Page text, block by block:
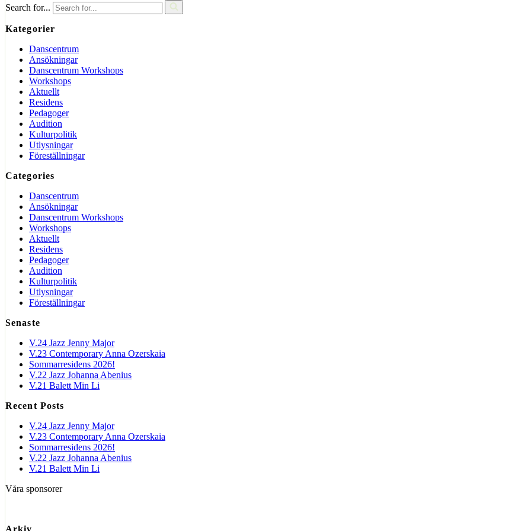
Search for...
Kategorier
Danscentrum
Ansökningar
Danscentrum Workshops
Workshops
Aktuellt
Residens
Pedagoger
Audition
Kulturpolitik
Utlysningar
Föreställningar
Categories
Danscentrum
Ansökningar
Danscentrum Workshops
Workshops
Aktuellt
Residens
Pedagoger
Audition
Kulturpolitik
Utlysningar
Föreställningar
Senaste
V.24 Jazz Jenny Major
V.23 Contemporary Anna Ozerskaia
Sommarresidens 2026!
V.22 Jazz Johanna Abenius
V.21 Balett Min Li
Recent Posts
V.24 Jazz Jenny Major
V.23 Contemporary Anna Ozerskaia
Sommarresidens 2026!
V.22 Jazz Johanna Abenius
V.21 Balett Min Li
Våra sponsorer
Arkiv